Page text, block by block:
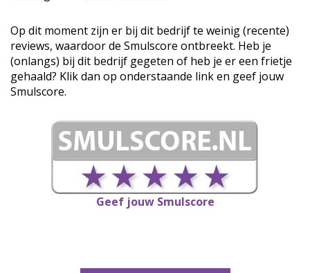
Op dit moment zijn er bij dit bedrijf te weinig (recente)
reviews, waardoor de Smulscore ontbreekt. Heb je
(onlangs) bij dit bedrijf gegeten of heb je er een frietje
gehaald? Klik dan op onderstaande link en geef jouw
Smulscore.
Geef jouw Smulscore